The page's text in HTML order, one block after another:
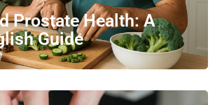
Prostate Health: A
Guide